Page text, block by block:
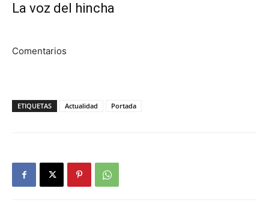
La voz del hincha
Comentarios
ETIQUETAS Actualidad Portada